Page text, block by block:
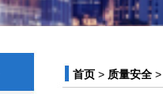
首页 > 质量安全